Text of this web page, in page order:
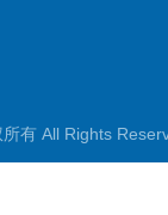
所有 All Rights